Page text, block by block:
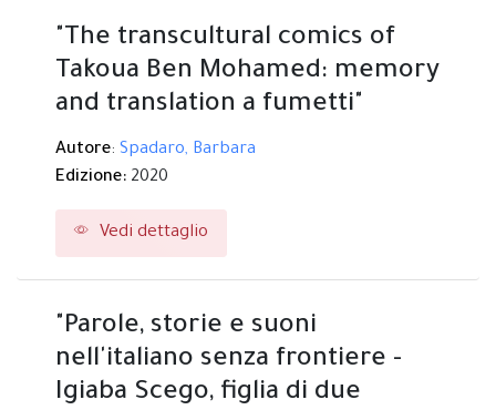
"The transcultural comics of
Takoua Ben Mohamed: memory
and translation a fumetti"
Autore: Spadaro, Barbara
Edizione: 2020
Vedi dettaglio
"Parole, storie e suoni
nell'italiano senza frontiere -
Igiaba Scego, figlia di due